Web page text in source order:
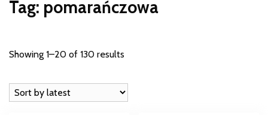
Tag: pomarańczowa
Showing 1–20 of 130 results